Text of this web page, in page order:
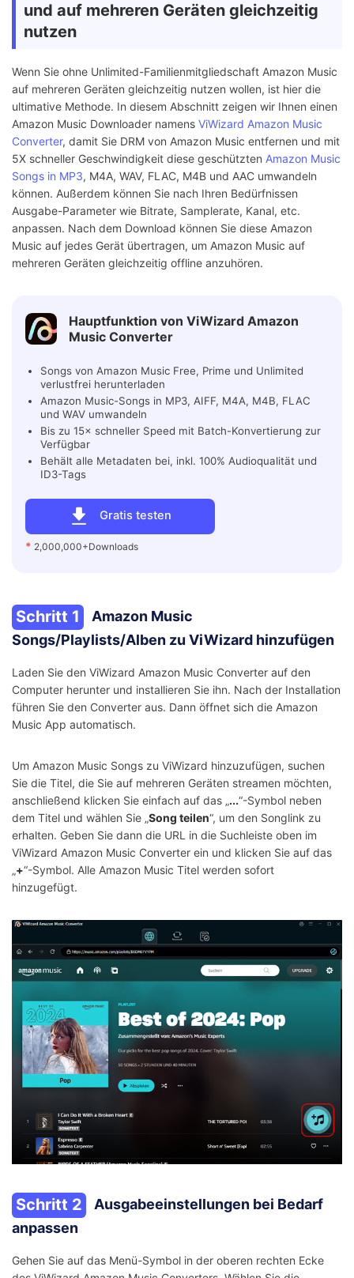
und auf mehreren Geräten gleichzeitig
nutzen
Wenn Sie ohne Unlimited-Familienmitgliedschaft Amazon Music
auf mehreren Geräten gleichzeitig nutzen wollen, ist hier die
ultimative Methode. In diesem Abschnitt zeigen wir Ihnen einen
Amazon Music Downloader namens ViWizard Amazon Music
Converter, damit Sie DRM von Amazon Music entfernen und mit
5X schneller Geschwindigkeit diese geschützten Amazon Music
Songs in MP3, M4A, WAV, FLAC, M4B und AAC umwandeln
können. Außerdem können Sie nach Ihren Bedürfnissen
Ausgabe-Parameter wie Bitrate, Samplerate, Kanal, etc.
anpassen. Nach dem Download können Sie diese Amazon
Music auf jedes Gerät übertragen, um Amazon Music auf
mehreren Geräten gleichzeitig offline anzuhören.
Hauptfunktion von ViWizard Amazon
Music Converter
Gratis testen
* 2,000,000+Downloads
Songs von Amazon Music Free, Prime und Unlimited
verlustfrei herunterladen
Amazon Music-Songs in MP3, AIFF, M4A, M4B, FLAC
und WAV umwandeln
Bis zu 15× schneller Speed mit Batch-Konvertierung zur
Verfügbar
Behält alle Metadaten bei, inkl. 100% Audioqualität und
ID3-Tags
Schritt 1
Amazon Music
Songs/Playlists/Alben zu ViWizard hinzufügen
Laden Sie den ViWizard Amazon Music Converter auf den
Computer herunter und installieren Sie ihn. Nach der Installation
führen Sie den Converter aus. Dann öffnet sich die Amazon
Music App automatisch.
Um Amazon Music Songs zu ViWizard hinzuzufügen, suchen
Sie die Titel, die Sie auf mehreren Geräten streamen möchten,
anschließend klicken Sie einfach auf das „...“-Symbol neben
dem Titel und wählen Sie „Song teilen“, um den Songlink zu
erhalten. Geben Sie dann die URL in die Suchleiste oben im
ViWizard Amazon Music Converter ein und klicken Sie auf das
„+“-Symbol. Alle Amazon Music Titel werden sofort
hinzugefügt.
Schritt 2
Ausgabeeinstellungen bei Bedarf
anpassen
Gehen Sie auf das Menü-Symbol in der oberen rechten Ecke